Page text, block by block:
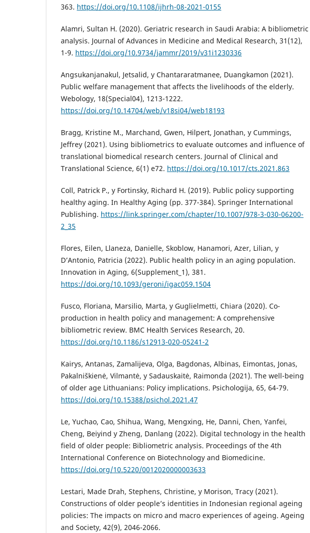
363. https://doi.org/10.1108/ijhrh-08-2021-0155
Alamri, Sultan H. (2020). Geriatric research in Saudi Arabia: A bibliometric
analysis. Journal of Advances in Medicine and Medical Research, 31(12),
1-9. https://doi.org/10.9734/jammr/2019/v31i1230336
Angsukanjanakul, Jetsalid, y Chantararatmanee, Duangkamon (2021).
Public welfare management that affects the livelihoods of the elderly.
Webology, 18(Special04), 1213-1222.
https://doi.org/10.14704/web/v18si04/web18193
Bragg, Kristine M., Marchand, Gwen, Hilpert, Jonathan, y Cummings,
Jeffrey (2021). Using bibliometrics to evaluate outcomes and influence of
translational biomedical research centers. Journal of Clinical and
Translational Science, 6(1) e72. https://doi.org/10.1017/cts.2021.863
Coll, Patrick P., y Fortinsky, Richard H. (2019). Public policy supporting
healthy aging. In Healthy Aging (pp. 377-384). Springer International
Publishing. https://link.springer.com/chapter/10.1007/978-3-030-06200-
2_35
Flores, Eilen, Llaneza, Danielle, Skoblow, Hanamori, Azer, Lilian, y
D’Antonio, Patricia (2022). Public health policy in an aging population.
Innovation in Aging, 6(Supplement_1), 381.
https://doi.org/10.1093/geroni/igac059.1504
Fusco, Floriana, Marsilio, Marta, y Guglielmetti, Chiara (2020). Co-
production in health policy and management: A comprehensive
bibliometric review. BMC Health Services Research, 20.
https://doi.org/10.1186/s12913-020-05241-2
Kairys, Antanas, Zamalijeva, Olga, Bagdonas, Albinas, Eimontas, Jonas,
Pakalniškienė, Vilmantė, y Sadauskaitė, Raimonda (2021). The well-being
of older age Lithuanians: Policy implications. Psichologija, 65, 64-79.
https://doi.org/10.15388/psichol.2021.47
Le, Yuchao, Cao, Shihua, Wang, Mengxing, He, Danni, Chen, Yanfei,
Cheng, Beiyind y Zheng, Danlang (2022). Digital technology in the health
field of older people: Bibliometric analysis. Proceedings of the 4th
International Conference on Biotechnology and Biomedicine.
https://doi.org/10.5220/0012020000003633
Lestari, Made Drah, Stephens, Christine, y Morison, Tracy (2021).
Constructions of older people’s identities in Indonesian regional ageing
policies: The impacts on micro and macro experiences of ageing. Ageing
and Society, 42(9), 2046-2066.